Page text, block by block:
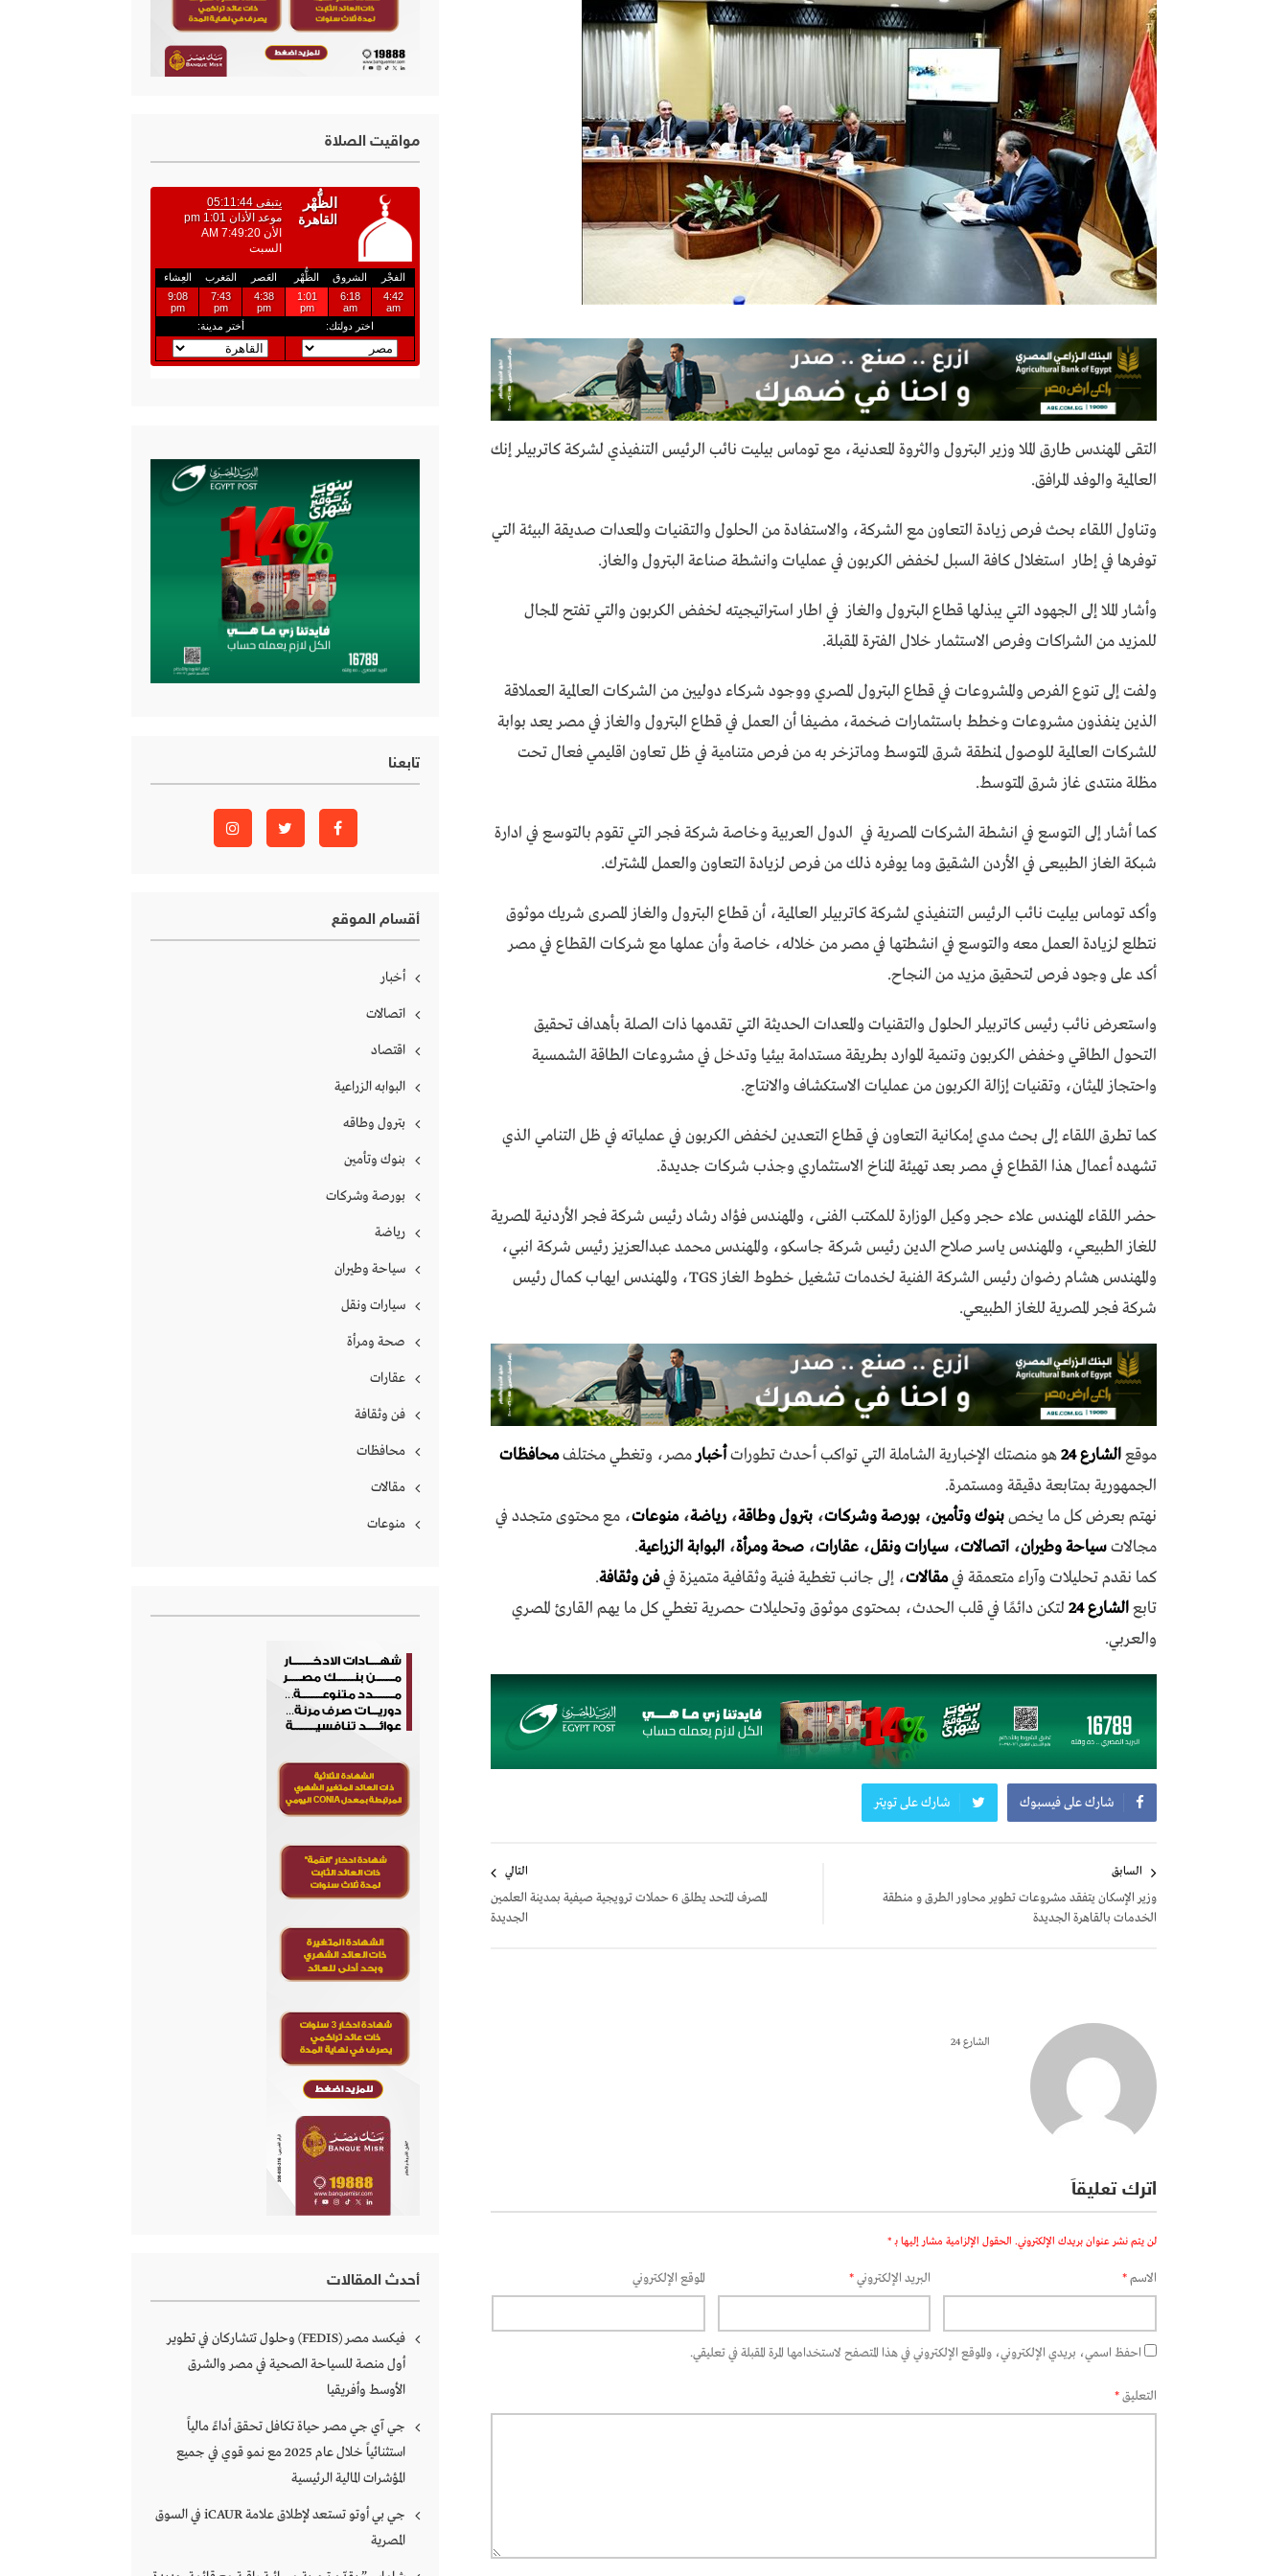
التقى المهندس طارق الملا وزير البترول والثروة المعدنية، مع توماس بيليت نائب الرئيس التنفيذي لشركة كاتربيلر إنك
العالمية والوفد المرافق.
وتناول اللقاء بحث فرص زيادة التعاون مع الشركة، والاستفادة من الحلول والتقنيات والمعدات صديقة البيئة التي
توفرها في إطار استغلال كافة السبل لخفض الكربون في عمليات وانشطة صناعة البترول والغاز.
وأشار الملا إلى الجهود التي يبذلها قطاع البترول والغاز في اطار استراتيجيته لخفض الكربون والتي تفتح المجال
للمزيد من الشراكات وفرص الاستثمار خلال الفترة المقبلة.
ولفت إلى تنوع الفرص والمشروعات في قطاع البترول المصري ووجود شركاء دوليين من الشركات العالمية العملاقة
الذين ينفذون مشروعات وخطط باستثمارات ضخمة، مضيفا أن العمل في قطاع البترول والغاز في مصر يعد بوابة
للشركات العالمية للوصول لمنطقة شرق المتوسط وماتزخر به من فرص متنامية في ظل تعاون اقليمي فعال تحت
مظلة منتدى غاز شرق المتوسط.
كما أشار إلى التوسع في انشطة الشركات المصرية في الدول العربية وخاصة شركة فجر التي تقوم بالتوسع في ادارة
شبكة الغاز الطبيعى في الأردن الشقيق وما يوفره ذلك من فرص لزيادة التعاون والعمل المشترك.
وأكد توماس بيليت نائب الرئيس التنفيذي لشركة كاتربيلر العالمية، أن قطاع البترول والغاز المصرى شريك موثوق
نتطلع لزيادة العمل معه والتوسع في انشطتها في مصر من خلاله، خاصة وأن عملها مع شركات القطاع في مصر
أكد على وجود فرص لتحقيق مزيد من النجاح.
واستعرض نائب رئيس كاتربيلر الحلول والتقنيات والمعدات الحديثة التي تقدمها ذات الصلة بأهداف تحقيق
التحول الطاقي وخفض الكربون وتنمية الموارد بطريقة مستدامة بيئيا وتدخل في مشروعات الطاقة الشمسية
واحتجاز الميثان، وتقنيات إزالة الكربون من عمليات الاستكشاف والانتاج.
كما تطرق اللقاء إلى بحث مدي إمكانية التعاون في قطاع التعدين لخفض الكربون في عملياته في ظل التنامي الذي
تشهده أعمال هذا القطاع في مصر بعد تهيئة المناخ الاستثماري وجذب شركات جديدة.
حضر اللقاء المهندس علاء حجر وكيل الوزارة للمكتب الفنى، والمهندس فؤاد رشاد رئيس شركة فجر الأردنية المصرية
للغاز الطبيعي، والمهندس ياسر صلاح الدين رئيس شركة جاسكو، والمهندس محمد عبدالعزيز رئيس شركة انبي،
والمهندس هشام رضوان رئيس الشركة الفنية لخدمات تشغيل خطوط الغاز TGS، والمهندس ايهاب كمال رئيس
شركة فجر المصرية للغاز الطبيعي.
موقعالشارع 24 هو منصتك الإخبارية الشاملة التي تواكب أحدث تطوراتأخبار مصر، وتغطي مختلفمحافظات
الجمهورية بمتابعة دقيقة ومستمرة.
نهتم بعرض كل ما يخصبنوك وتأمين، بورصة وشركات، بترول وطاقة، رياضة،منوعات، مع محتوى متجدد في
مجالاتسياحة وطيران، اتصالات، سيارات ونقل، عقارات، صحة ومرأة، البوابة الزراعية.
كما نقدم تحليلات وآراء متعمقة فيمقالات، إلى جانب تغطية فنية وثقافية متميزة فيفن وثقافة.
تابعالشارع 24
لتكن دائمًا في قلب الحدث، بمحتوى موثوق وتحليلات حصرية تغطي كل ما يهم القارئ المصري
والعربي.
شارك على فيسبوك شارك على تويتر
المقالات
السابق
وزير الإسكان يتفقد مشروعات تطوير محاور الطرق و منطقة
الخدمات بالقاهرة الجديدة
التالي
المصرف المتحد يطلق 6 حملات ترويجية صيفية بمدينة العلمين
الجديدة
الشارع 24
اترك تعليقاً
لن يتم نشر عنوان بريدك الإلكتروني. الحقول الإلزامية مشار إليها بـ *
الاسم* البريد الإلكتروني* الموقع الإلكتروني
احفظ اسمي، بريدي الإلكتروني، والموقع الإلكتروني في هذا المتصفح لاستخدامها المرة المقبلة في تعليقي.
التعليق*
مواقيت الصلاة
تابعنا
أقسام الموقع
أخبار
اتصالات
اقتصاد
البوابه الزراعية
بترول وطاقه
بنوك وتأمين
بورصة وشركات
رياضة
سياحة وطيران
سيارات ونقل
صحة ومرأة
عقارات
فن وثقافة
محافظات
مقالات
منوعات
أحدث المقالات
فيكسد مصر (FEDIS) وحلول تتشاركان في تطوير
أول منصة للسياحة الصحية في مصر والشرق
الأوسط وأفريقيا
جي آي جي مصر حياة تكافل تحقق أداءً مالياً
استثنائياً خلال عام 2025 مع نمو قوي في جميع
المؤشرات المالية الرئيسية
جي بي أوتو تستعد لإطلاق علامة iCAUR في السوق
المصرية